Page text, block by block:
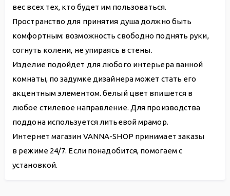
вес всех тех, кто будет им пользоваться.
Пространство для принятия душа должно быть
комфортным: возможность свободно поднять руки,
согнуть колени, не упираясь в стены.
Изделие подойдет для любого интерьера ванной
комнаты, по задумке дизайнера может стать его
акцентным элементом. белый цвет впишется в
любое стилевое направление. Для производства
поддона используется литьевой мрамор.
Интернет магазин VANNA-SHOP принимает заказы
в режиме 24/7. Если понадобится, помогаем с
установкой.